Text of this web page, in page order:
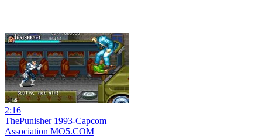
2:16
ThePunisher 1993-Capcom
Association MO5.COM